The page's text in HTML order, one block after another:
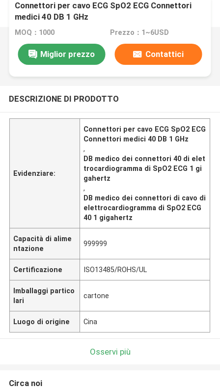
Connettori per cavo ECG SpO2 ECG Connettori
medici 40 DB 1 GHz
MOQ：1000 Prezzo：1~6USD
Miglior prezzo Contattici
DESCRIZIONE DI PRODOTTO
Evidenziare:
Connettori per cavo ECG SpO2 ECG
Connettori medici 40 DB 1 GHz
,
DB medico dei connettori 40 di elet
trocardiogramma di SpO2 ECG 1 gi
gahertz
,
DB medico dei connettori di cavo di
elettrocardiogramma di SpO2 ECG
40 1 gigahertz
Capacità di alime
ntazione
999999
Certificazione ISO13485/ROHS/UL
Imballaggi partico
lari
cartone
Luogo di origine Cina
Osservi più
Circa noi